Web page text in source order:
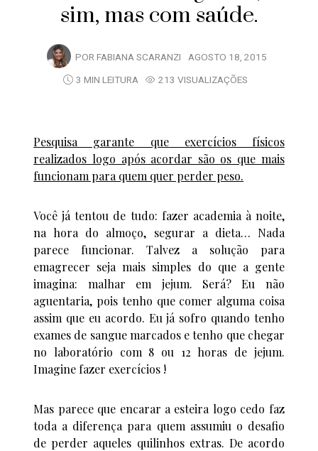
sim, mas com saúde.
POR FABIANA SCARANZI AGOSTO 18, 2015
3 MIN LEITURA
213 VISUALIZAÇÕES
Pesquisa garante que exercícios físicos
realizados logo após acordar são os que mais
funcionam para quem quer perder peso.
Você já tentou de tudo: fazer academia à noite,
na hora do almoço, segurar a dieta… Nada
parece funcionar. Talvez a solução para
emagrecer seja mais simples do que a gente
imagina: malhar em jejum. Será? Eu não
aguentaria, pois tenho que comer alguma coisa
assim que eu acordo. Eu já sofro quando tenho
exames de sangue marcados e tenho que chegar
no laboratório com 8 ou 12 horas de jejum.
Imagine fazer exercícios !
Mas parece que encarar a esteira logo cedo faz
toda a diferença para quem assumiu o desafio
de perder aqueles quilinhos extras. De acordo